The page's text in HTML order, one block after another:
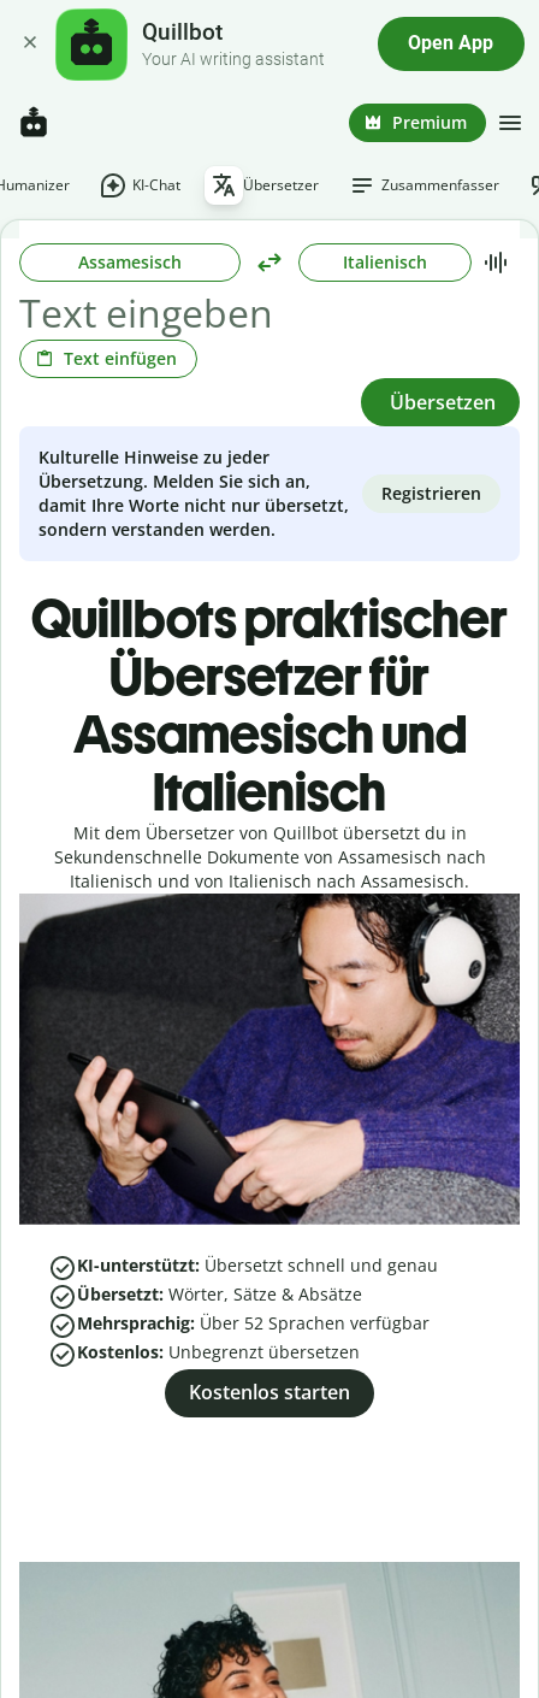
Quillbot
Your AI writing assistant
Open App
Premium
KI-Chat Übersetzer Zusammenfasser
Assamesisch Italienisch
Text einfügen
Übersetzen
Kulturelle Hinweise zu jeder
Übersetzung. Melden Sie sich an,
damit Ihre Worte nicht nur übersetzt,
sondern verstanden werden.
Registrieren
Quillbots praktischer
Übersetzer für
Assamesisch und
Italienisch
Mit dem Übersetzer von Quillbot übersetzt du in
Sekundenschnelle Dokumente von Assamesisch nach
Italienisch und von Italienisch nach Assamesisch.
KI-unterstützt: Übersetzt schnell und genau
Übersetzt: Wörter, Sätze & Absätze
Mehrsprachig: Über 52 Sprachen verfügbar
Kostenlos: Unbegrenzt übersetzen
Kostenlos starten